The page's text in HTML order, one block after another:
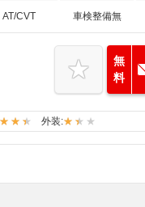
AT/CVT 車検整備無
無
料
外装: